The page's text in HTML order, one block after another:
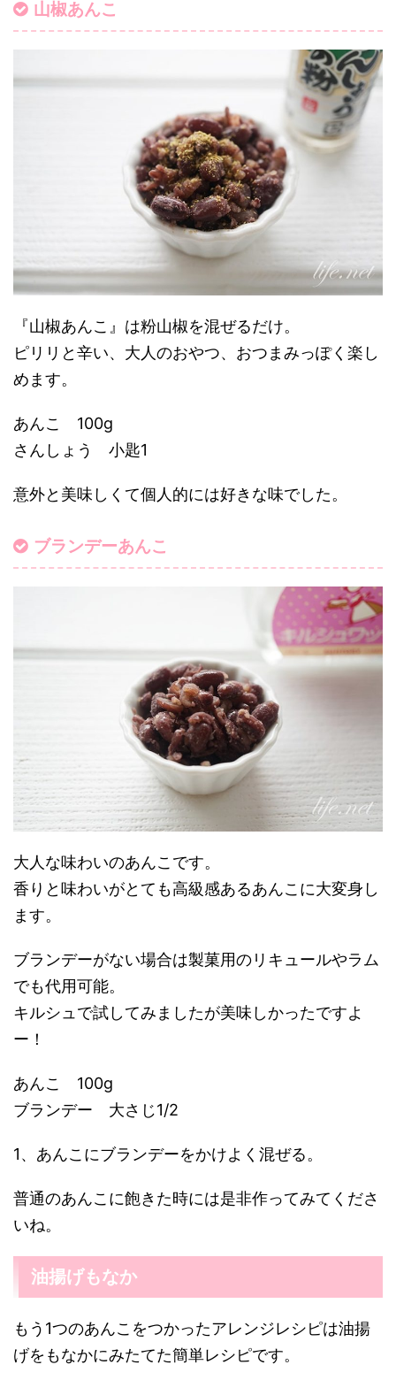
山椒あんこ
『山椒あんこ』は粉山椒を混ぜるだけ。
ピリリと辛い、大人のおやつ、おつまみっぽく楽し
めます。
あんこ 100g
さんしょう 小匙1
意外と美味しくて個人的には好きな味でした。
ブランデーあんこ
大人な味わいのあんこです。
香りと味わいがとても高級感あるあんこに大変身し
ます。
ブランデーがない場合は製菓用のリキュールやラム
でも代用可能。
キルシュで試してみましたが美味しかったですよ
ー！
あんこ 100g
ブランデー 大さじ1/2
1、あんこにブランデーをかけよく混ぜる。
普通のあんこに飽きた時には是非作ってみてくださ
いね。
油揚げもなか
もう1つのあんこをつかったアレンジレシピは油揚
げをもなかにみたてた簡単レシピです。